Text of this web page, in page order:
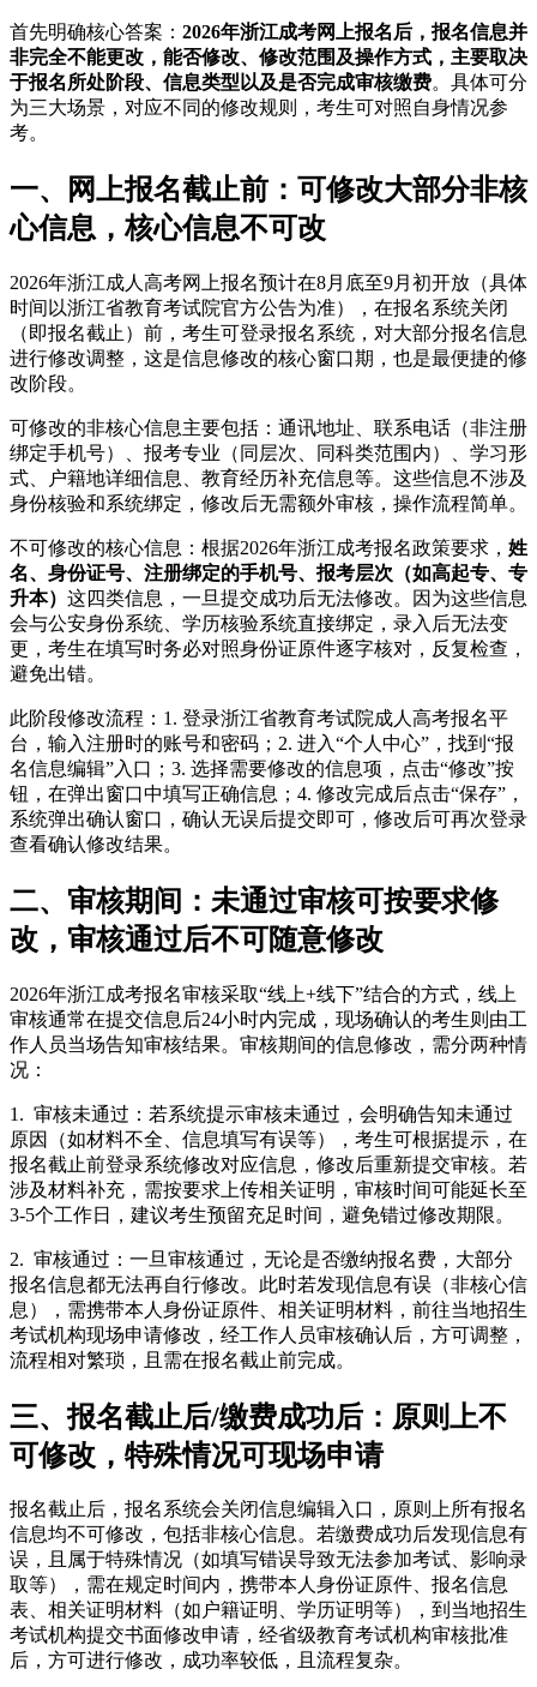
首先明确核心答案： 2026年浙江成考网上报名后，报名信息并
非完全不能更改，能否修改、修改范围及操作方式，主要取决
于报名所处阶段、信息类型以及是否完成审核缴费。具体可分
为三大场景，对应不同的修改规则，考生可对照自身情况参
考。
一、网上报名截止前：可修改大部分非核
心信息，核心信息不可改
2026年浙江成人高考网上报名预计在8月底至9月初开放（具体
时间以浙江省教育考试院官方公告为准），在报名系统关闭
（即报名截止）前，考生可登录报名系统，对大部分报名信息
进行修改调整，这是信息修改的核心窗口期，也是最便捷的修
改阶段。
可修改的非核心信息主要包括：通讯地址、联系电话（非注册
绑定手机号）、报考专业（同层次、同科类范围内）、学习形
式、户籍地详细信息、教育经历补充信息等。这些信息不涉及
身份核验和系统绑定，修改后无需额外审核，操作流程简单。
不可修改的核心信息：根据2026年浙江成考报名政策要求， 姓
名、身份证号、注册绑定的手机号、报考层次（如高起专、专
升本） 这四类信息，一旦提交成功后无法修改。因为这些信息
会与公安身份系统、学历核验系统直接绑定，录入后无法变
更，考生在填写时务必对照身份证原件逐字核对，反复检查，
避免出错。
此阶段修改流程：1. 登录浙江省教育考试院成人高考报名平
台，输入注册时的账号和密码；2. 进入“个人中心”，找到“报
名信息编辑”入口；3. 选择需要修改的信息项，点击“修改”按
钮，在弹出窗口中填写正确信息；4. 修改完成后点击“保存”，
系统弹出确认窗口，确认无误后提交即可，修改后可再次登录
查看确认修改结果。
二、审核期间：未通过审核可按要求修
改，审核通过后不可随意修改
2026年浙江成考报名审核采取“线上+线下”结合的方式，线上
审核通常在提交信息后24小时内完成，现场确认的考生则由工
作人员当场告知审核结果。审核期间的信息修改，需分两种情
况：
1. 审核未通过：若系统提示审核未通过，会明确告知未通过
原因（如材料不全、信息填写有误等），考生可根据提示，在
报名截止前登录系统修改对应信息，修改后重新提交审核。若
涉及材料补充，需按要求上传相关证明，审核时间可能延长至
3-5个工作日，建议考生预留充足时间，避免错过修改期限。
2. 审核通过：一旦审核通过，无论是否缴纳报名费，大部分
报名信息都无法再自行修改。此时若发现信息有误（非核心信
息），需携带本人身份证原件、相关证明材料，前往当地招生
考试机构现场申请修改，经工作人员审核确认后，方可调整，
流程相对繁琐，且需在报名截止前完成。
三、报名截止后/缴费成功后：原则上不
可修改，特殊情况可现场申请
报名截止后，报名系统会关闭信息编辑入口，原则上所有报名
信息均不可修改，包括非核心信息。若缴费成功后发现信息有
误，且属于特殊情况（如填写错误导致无法参加考试、影响录
取等），需在规定时间内，携带本人身份证原件、报名信息
表、相关证明材料（如户籍证明、学历证明等），到当地招生
考试机构提交书面修改申请，经省级教育考试机构审核批准
后，方可进行修改，成功率较低，且流程复杂。